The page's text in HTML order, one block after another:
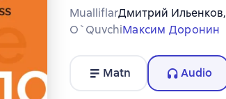
MualliflarДмитрий Ильенков,
O`quvchiМаксим Доронин
Matn Audio